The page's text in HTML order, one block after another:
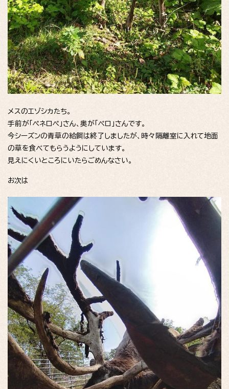
メスのエゾシカたち。
手前が「ペネロペ」さん、奥が「ペロ」さんです。
今シーズンの青草の給餌は終了しましたが、時々隔離室に入れて地面
の草を食べてもらうようにしています。
見えにくいところにいたらごめんなさい。
お次は